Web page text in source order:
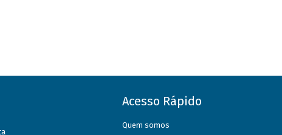
Acesso Rápido
Quem somos